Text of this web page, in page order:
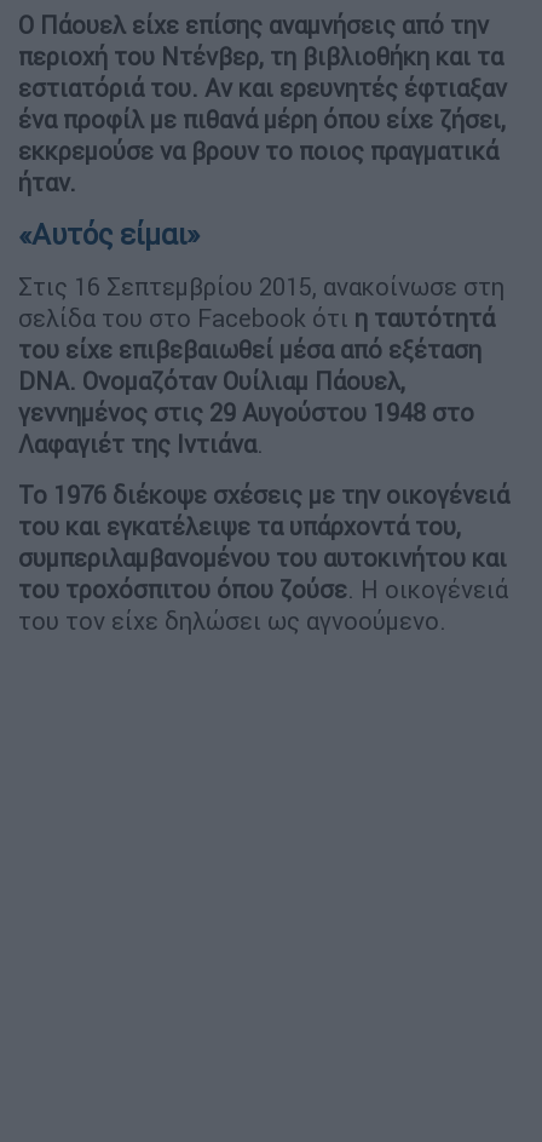
Ο Πάουελ είχε επίσης αναμνήσεις από την
περιοχή του Ντένβερ, τη βιβλιοθήκη και τα
εστιατόριά του. Αν και ερευνητές έφτιαξαν
ένα προφίλ με πιθανά μέρη όπου είχε ζήσει,
εκκρεμούσε να βρουν το ποιος πραγματικά
ήταν.
«Αυτός είμαι»
Στις 16 Σεπτεμβρίου 2015, ανακοίνωσε στη
σελίδα του στο Facebook ότι η ταυτότητά
του είχε επιβεβαιωθεί μέσα από εξέταση
DNA. Ονομαζόταν Ουίλιαμ Πάουελ,
γεννημένος στις 29 Αυγούστου 1948 στο
Λαφαγιέτ της Ιντιάνα.
Το 1976 διέκοψε σχέσεις με την οικογένειά
του και εγκατέλειψε τα υπάρχοντά του,
συμπεριλαμβανομένου του αυτοκινήτου και
του τροχόσπιτου όπου ζούσε. Η οικογένειά
του τον είχε δηλώσει ως αγνοούμενο.